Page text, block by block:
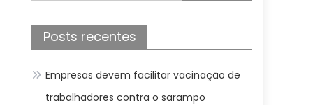
Posts recentes
Empresas devem facilitar vacinação de
trabalhadores contra o sarampo